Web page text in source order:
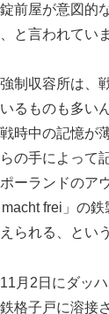
前屋が意図的
と言われていま
制収容所は、
るものも多い
時中の記憶が
の手によって
ーランドのア
frei」の
られる、とい
月2日にダッ
格子戸に溶接